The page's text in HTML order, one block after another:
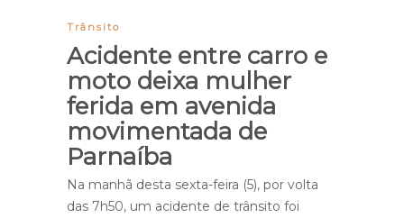
Trânsito
Acidente entre carro e
moto deixa mulher
ferida em avenida
movimentada de
Parnaíba
Na manhã desta sexta-feira (5), por volta
das 7h50, um acidente de trânsito foi